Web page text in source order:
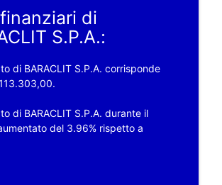
di
S.P.A.:
di BARACLIT S.P.A. corrisponde
di BARACLIT S.P.A. durante il
del 3.96% rispetto a